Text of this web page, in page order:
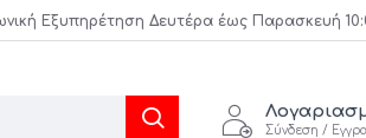
Εξυπηρέτηση Δευτέρα έως Παρασκευή
Σύνδεση /